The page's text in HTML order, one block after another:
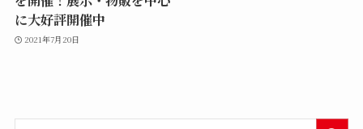
に大好評開催中
2021年7月20日